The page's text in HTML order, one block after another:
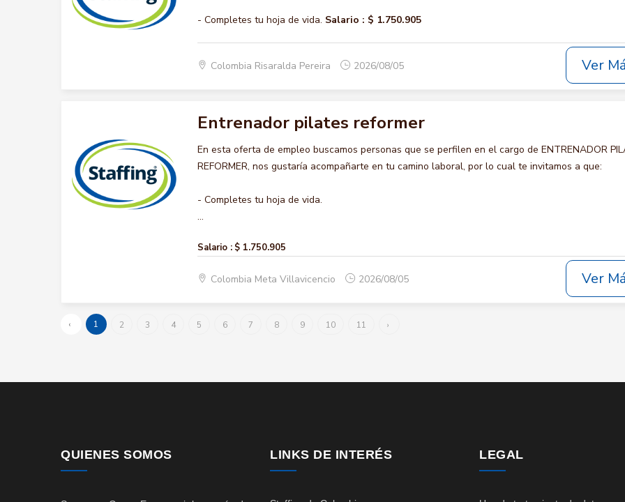
- Completes tu hoja de vida. Salario : $ 1.750.905
Colombia Risaralda Pereira 2026/08/05 Ver
Entrenador pilates reformer
En esta oferta de empleo buscamos personas que se perfilen en el cargo de ENTRENADOR
REFORMER, nos gustaría acompañarte en tu camino laboral, por lo cual te invitamos a que:
- Completes tu hoja de vida.
...
Salario : $ 1.750.905
Colombia Meta Villavicencio 2026/08/05 Ver
‹ 1 2 3 4 5 6 7 8 9 10 11 ›
QUIENES SOMOS LINKS DE INTERÉS LEGAL